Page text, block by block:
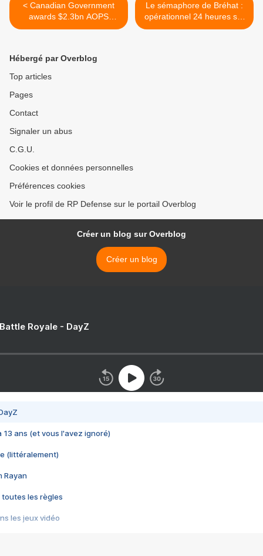
< Canadian Government
awards $2.3bn AOPS
contract to Irving
Le sémaphore de Bréhat :
opérationnel 24 heures sur
24 >
Hébergé par Overblog
Top articles
Pages
Contact
Signaler un abus
C.G.U.
Cookies et données personnelles
Préférences cookies
Voir le profil de RP Defense sur le portail Overblog
Créer un blog sur Overblog
Créer un blog
Royale - DayZ
13 ans (et vous l'avez ignoré)
(littéralement)
Rayan
toutes les règles
les jeux vidéo